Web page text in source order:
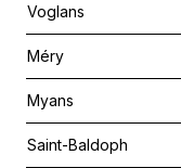
Voglans
Méry
Myans
Saint-Baldoph